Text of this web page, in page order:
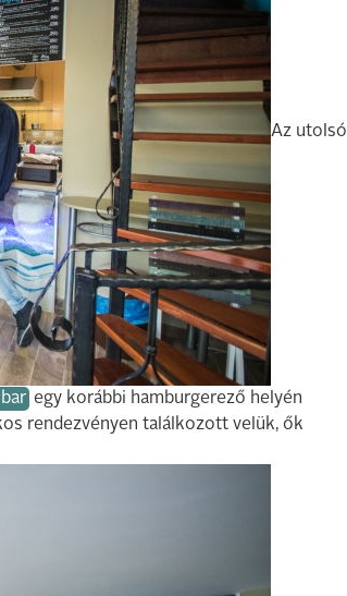
Az utolsó
egy korábbi hamburgerező helyén
rendezvényen találkozott velük, ők